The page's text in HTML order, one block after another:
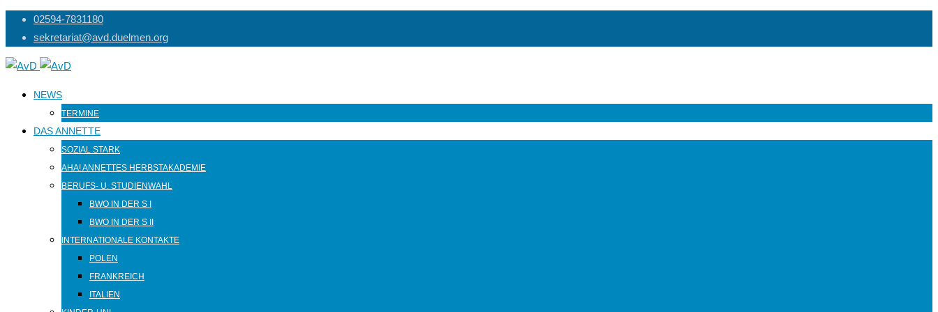
Skip
content
02594-7831180
sekretariat@avd.duelmen.org
NEWS
TERMINE
DAS ANNETTE
SOZIAL STARK
AHA! ANNETTES HERBSTAKADEMIE
BERUFS- U. STUDIENWAHL
BWO IN DER S I
BWO IN DER S II
INTERNATIONALE KONTAKTE
POLEN
FRANKREICH
ITALIEN